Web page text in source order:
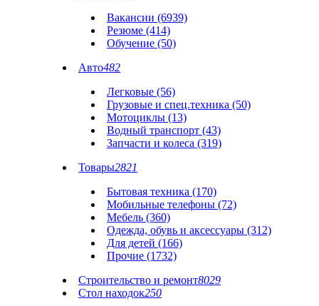
Вакансии (6939)
Резюме (414)
Обучение (50)
Авто482
Легковые (56)
Грузовые и спец.техника (50)
Мотоциклы (13)
Водный транспорт (43)
Запчасти и колеса (319)
Товары2821
Бытовая техника (170)
Мобильные телефоны (72)
Мебель (360)
Одежда, обувь и аксессуары (312)
Для детей (166)
Прочие (1732)
Строительство и ремонт8029
Стол находок250